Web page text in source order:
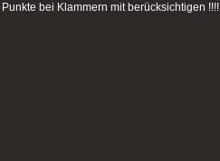
Punkte bei Klammern mit berücksichtigen !!!!